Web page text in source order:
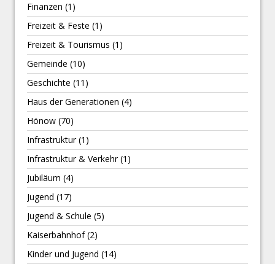
Finanzen (1)
Freizeit & Feste (1)
Freizeit & Tourismus (1)
Gemeinde (10)
Geschichte (11)
Haus der Generationen (4)
Hönow (70)
Infrastruktur(1)
Infrastruktur & Verkehr(1)
Jubiläum (4)
Jugend (17)
Jugend & Schule (5)
Kaiserbahnhof(2)
Kinder und Jugend (14)